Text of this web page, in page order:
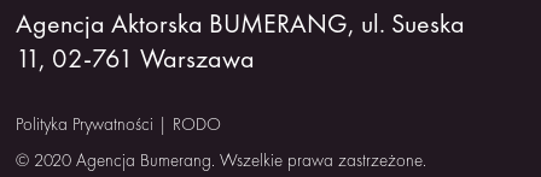
NAS
Agencja Aktorska BUMERANG, ul. Sueska
11, 02-761 Warszawa
Polityka Prywatności | RODO
© 2020 Agencja Bumerang. Wszelkie prawa zastrzeżone.